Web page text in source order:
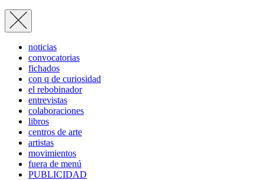
noticias
convocatorias
fichados
con q de curiosidad
el rebobinador
entrevistas
colaboraciones
libros
centros de arte
artistas
movimientos
fuera de menú
PUBLICIDAD